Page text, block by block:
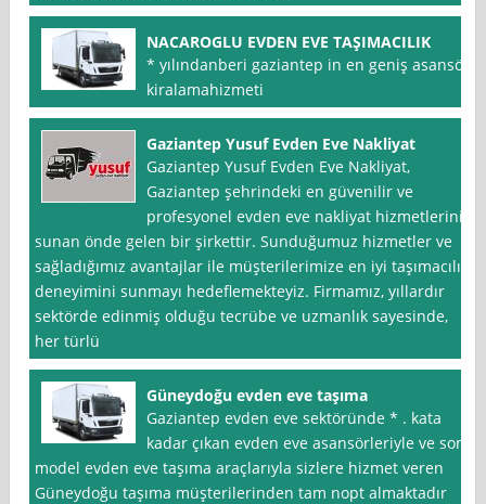
NACAROGLU EVDEN EVE TAŞIMACILIK
* yılındanberi gaziantep in en geniş asansör
kiralamahizmeti
Gaziantep Yusuf Evden Eve Nakliyat
Gaziantep Yusuf Evden Eve Nakliyat,
Gaziantep şehrindeki en güvenilir ve
profesyonel evden eve nakliyat hizmetlerini
sunan önde gelen bir şirkettir. Sunduğumuz hizmetler ve
sağladığımız avantajlar ile müşterilerimize en iyi taşımacılık
deneyimini sunmayı hedeflemekteyiz. Firmamız, yıllardır
sektörde edinmiş olduğu tecrübe ve uzmanlık sayesinde,
her türlü
Güneydoğu evden eve taşıma
Gaziantep evden eve sektöründe * . kata
kadar çıkan evden eve asansörleriyle ve son
model evden eve taşıma araçlarıyla sizlere hizmet veren
Güneydoğu taşıma müşterilerinden tam nopt almaktadır